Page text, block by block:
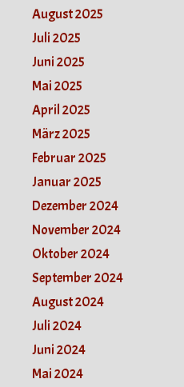
August 2025
Juli 2025
Juni 2025
Mai 2025
April 2025
März 2025
Februar 2025
Januar 2025
Dezember 2024
November 2024
Oktober 2024
September 2024
August 2024
Juli 2024
Juni 2024
Mai 2024